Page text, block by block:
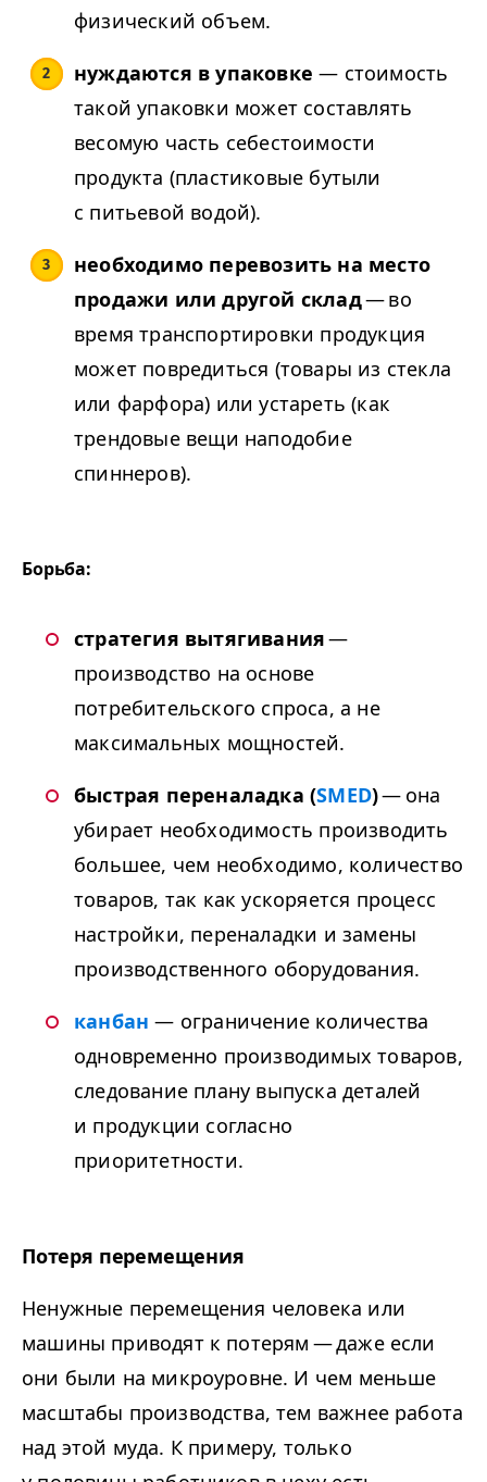
физический объем.
нуждаются в упаковке— стоимость
такой упаковки может составлять
весомую часть себестоимости
продукта (пластиковые бутыли
с питьевой водой).
необходимо перевозить на место
продажи или другой склад— во
время транспортировки продукция
может повредиться (товары из стекла
или фарфора) или устареть (как
трендовые вещи наподобие
спиннеров).
Борьба:
стратегия вытягивания—
производство на основе
потребительского спроса, а не
максимальных мощностей.
быстрая переналадка (SMED)— она
убирает необходимость производить
большее, чем необходимо, количество
товаров, так как ускоряется процесс
настройки, переналадки и замены
производственного оборудования.
канбан — ограничение количества
одновременно производимых товаров,
следование плану выпуска деталей
и продукции согласно
приоритетности.
Потеря перемещения
Ненужные перемещения человека или
машины приводят к потерям — даже если
они были на микроуровне. И чем меньше
масштабы производства, тем важнее работа
над этой муда. К примеру, только